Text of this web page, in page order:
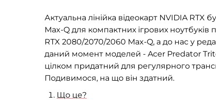
Актуальна лінійка відеокарт NVIDIA RTX
Max-Q для компактних ігрових
RTX 2080/2070/2060 Max-Q, а до нас у
даний момент моделей - Acer Predator
цілком придатний для регулярного
Подивимося, на що він здатний.
Що це?